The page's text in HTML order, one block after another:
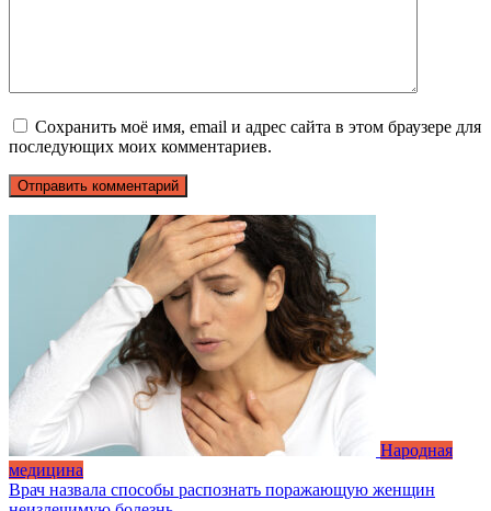
Сохранить моё имя, email и адрес сайта в этом браузере для
последующих моих комментариев.
Народная
медицина
Врач назвала способы распознать поражающую женщин